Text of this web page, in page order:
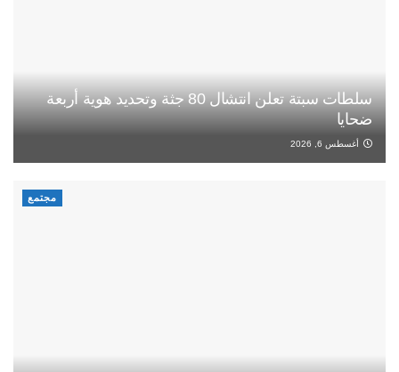
سلطات سبتة تعلن انتشال 80 جثة وتحديد هوية أربعة
ضحايا
أغسطس 6, 2026
مجتمع